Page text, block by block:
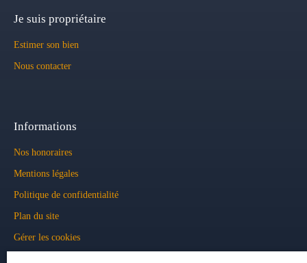
Je suis propriétaire
Estimer son bien
Nous contacter
Informations
Nos honoraires
Mentions légales
Politique de confidentialité
Plan du site
Gérer les cookies